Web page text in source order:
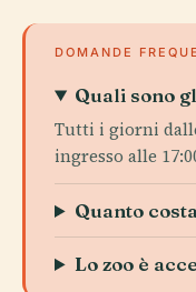
DOMANDE
Quali sono
Tutti i giorni
ingresso alle
Quanto
Lo zoo è